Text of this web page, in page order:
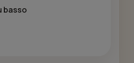
basso